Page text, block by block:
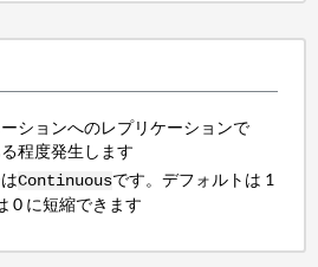
ションへのレプリケーションで
程度発生します
Continuousです。デフォルトは 1
0 に短縮できます